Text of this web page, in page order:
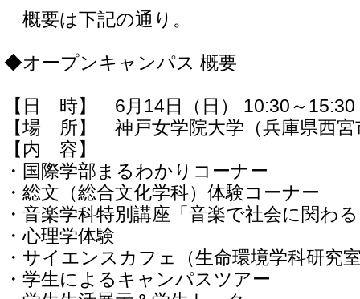
概要は下記の通り。
◆オープンキャンパス 概要
【日 時】 6月14日（日） 10:30～15:30
【場 所】 神戸女学院大学（兵庫県西宮
【内 容】
・国際学部まるわかりコーナー
・総文（総合文化学科）体験コーナー
・音楽学科特別講座「音楽で社会に関わ
・心理学体験
・サイエンスカフェ（生命環境学科研究
・学生によるキャンパスツアー